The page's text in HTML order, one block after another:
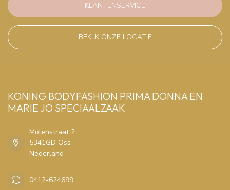
KLANTENSERVICE
BEKIJK ONZE LOCATIE
KONING BODYFASHION PRIMA DONNA EN
MARIE JO SPECIAALZAAK
Molenstraat 2
5341GD Oss
Nederland
0412-624699